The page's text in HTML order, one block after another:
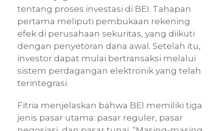
tentang proses investasi di BEI. Tahapan
pertama meliputi pembukaan rekening
efek di perusahaan sekuritas, yang diikuti
dengan penyetoran dana awal. Setelah itu,
investor dapat mulai bertransaksi melalui
sistem perdagangan elektronik yang telah
terintegrasi.
Fitria menjelaskan bahwa BEI memiliki tiga
jenis pasar utama: pasar reguler, pasar